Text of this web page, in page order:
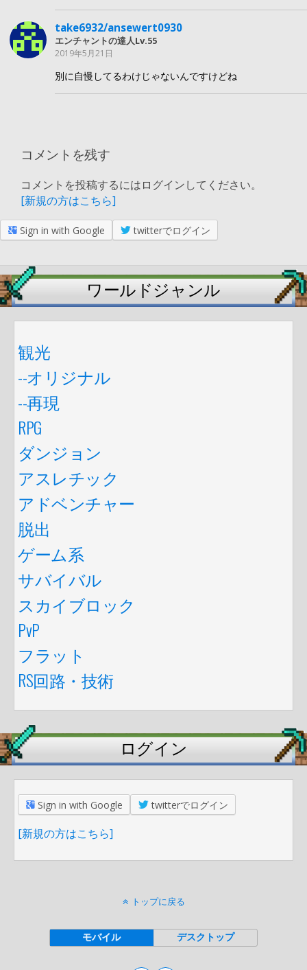
take6932/ansewert0930
エンチャントの達人Lv.55
2019年5月21日
別に自慢してるわけじゃないんですけどね
コメントを残す
コメントを投稿するにはログインしてください。
[新規の方はこちら]
Sign in with Google twitterでログイン
ワールドジャンル
観光
--オリジナル
--再現
RPG
ダンジョン
アスレチック
アドベンチャー
脱出
ゲーム系
サバイバル
スカイブロック
PvP
フラット
RS回路・技術
ログイン
Sign in with Google twitterでログイン
[新規の方はこちら]
トップに戻る
モバイル デスクトップ